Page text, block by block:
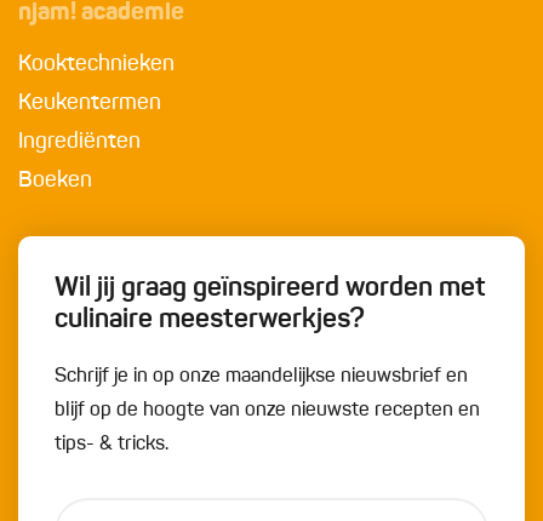
njam! academie
Kooktechnieken
Keukentermen
Ingrediënten
Boeken
Wil jij graag geïnspireerd worden met
culinaire meesterwerkjes?
Schrijf je in op onze maandelijkse nieuwsbrief en
blijf op de hoogte van onze nieuwste recepten en
tips- & tricks.